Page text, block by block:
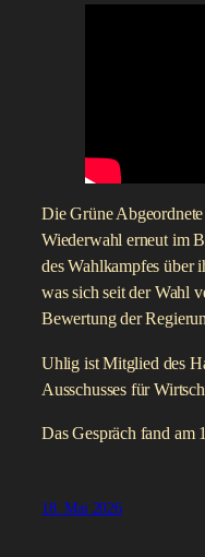
Die Grüne
Wiederwahl erneut im
des Wahlkampfes über
was sich seit der Wahl
Bewertung der
Uhlig ist Mitglied des
Ausschusses für
Das Gespräch fand am
18. Mai 2026